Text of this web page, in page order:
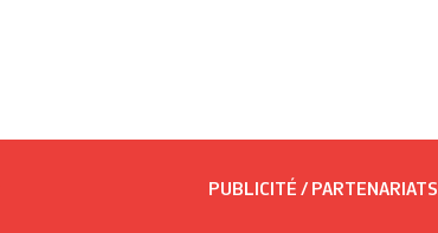
PUBLICITÉ / PARTENARIATS